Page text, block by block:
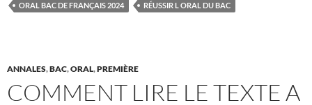
ORAL BAC DE FRANÇAIS 2024
RÉUSSIR L ORAL DU BAC
ANNALES,BAC,ORAL,PREMIÈRE
COMMENT LIRE LE TEXTE A